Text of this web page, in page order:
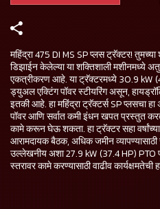
महिंद्रा 475 DI MS SP प्लस ट्रॅक्टर! तुमच्या
डिझाईन केलेल्या या शक्तिशाली मशीनमध्ये
एकत्रीकरण आहे. या ट्रॅक्टरमध्ये 30.9 kW
ड्युअल एक्टिंग पॉवर स्टीयरिंग असून,
इतकी आहे. हा महिंद्रा ट्रॅक्टर्स SP प्लसचा हा
पॉवर आणि सर्वात कमी इंधन खपत प्रस्तुत
कामे करून घेऊ शकता. हा ट्रॅक्टर सहा
आरामदायक बैठक, अधिक जमीन
उल्लेखनीय अशा 27.9 kW (37.4 HP) PTO
स्तरावर कामे करण्यासाठी वाढीव कार्यक्षमतेची